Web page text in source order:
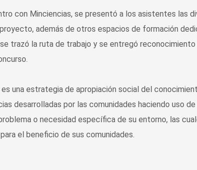
con Minciencias, se presentó a los asistentes las
además de otros espacios de formación
trazó la ruta de trabajo y se entregó reconocimiento
es una estrategia de apropiación social del
desarrolladas por las comunidades haciendo uso
o necesidad específica de su entorno, las
el beneficio de sus comunidades.